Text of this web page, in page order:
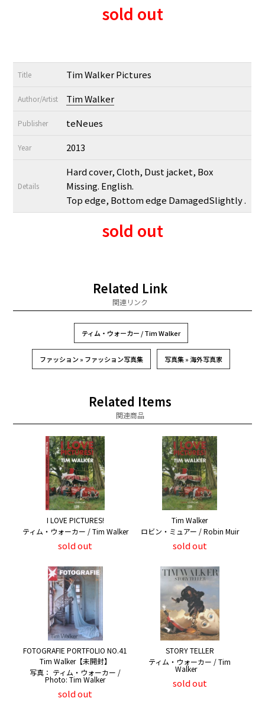
sold out
Title Tim Walker Pictures
Author/Artist Tim Walker
Publisher teNeues
Year 2013
Details
Hard cover, Cloth, Dust jacket, Box
Missing. English.
Top edge, Bottom edge DamagedSlightly .
sold out
Related Link
関連リンク
ティム・ウォーカー / Tim Walker
ファッション » ファッション写真集 写真集 » 海外写真家
Related Items
関連商品
I LOVE PICTURES!
ティム・ウォーカー / Tim Walker
sold out
Tim Walker
ロビン・ミュアー / Robin Muir
sold out
FOTOGRAFIE PORTFOLIO NO.41
Tim Walker【未開封】
写真： ティム・ウォーカー /
Photo: Tim Walker
sold out
STORY TELLER
ティム・ウォーカー / Tim
Walker
sold out